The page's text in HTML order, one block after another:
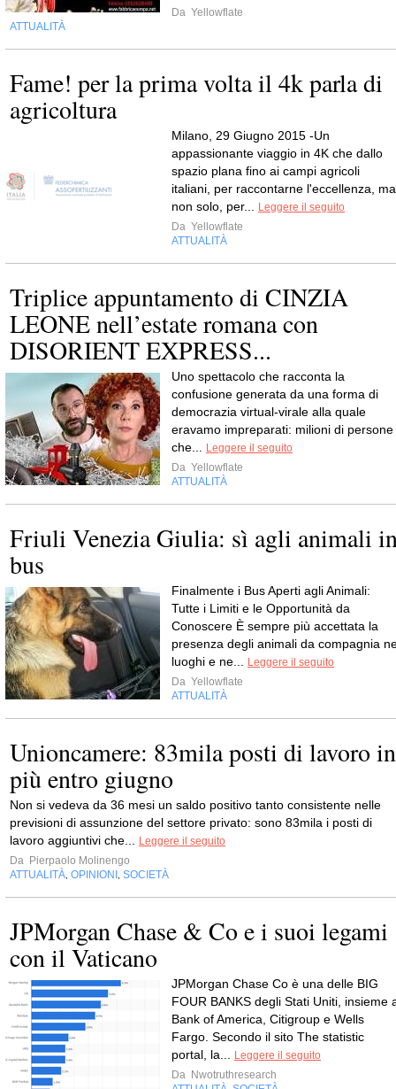
Da Yellowflate
ATTUALITÀ
Fame! per la prima volta il 4k parla di
agricoltura
Milano, 29 Giugno 2015 -Un
appassionante viaggio in 4K che dallo
spazio plana fino ai campi agricoli
italiani, per raccontarne l'eccellenza, ma
non solo, per...
Leggere il seguito
Da Yellowflate
ATTUALITÀ
Triplice appuntamento di CINZIA
LEONE nell’estate romana con
DISORIENT EXPRESS...
Uno spettacolo che racconta la
confusione generata da una forma di
democrazia virtual-virale alla quale
eravamo impreparati: milioni di persone
che...
Leggere il seguito
Da Yellowflate
ATTUALITÀ
Friuli Venezia Giulia: sì agli animali
bus
Finalmente i Bus Aperti agli Animali:
Tutte i Limiti e le Opportunità da
Conoscere È sempre più accettata la
presenza degli animali da compagnia
luoghi e ne...
Leggere il seguito
Da Yellowflate
ATTUALITÀ
Unioncamere: 83mila posti di lavoro in
più entro giugno
Non si vedeva da 36 mesi un saldo positivo tanto consistente nelle
previsioni di assunzione del settore privato: sono 83mila i posti di
lavoro aggiuntivi che...
Leggere il seguito
Da Pierpaolo Molinengo
ATTUALITÀ OPINIONI SOCIETÀ
JPMorgan Chase & Co e i suoi legami
con il Vaticano
JPMorgan Chase Co è una delle BIG
FOUR BANKS degli Stati Uniti, insieme
Bank of America, Citigroup e Wells
Fargo. Secondo il sito The statistic
portal, la...
Leggere il seguito
Da Nwotruthresearch